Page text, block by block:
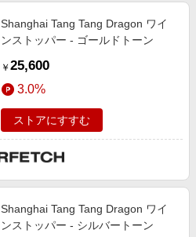
Shanghai Tang Tang Dragon ワイ
ンストッパー - ゴールドトーン
￥ 25,600
3.0%
ストアにすすむ
Shanghai Tang Tang Dragon ワイ
ンストッパー - シルバートーン